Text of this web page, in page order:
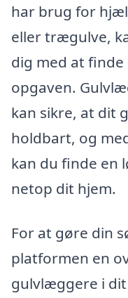
har brug for
eller trægulve,
dig med at
opgaven.
kan sikre, at dit
holdbart, og
kan du finde en
netop dit hjem.
For at gøre din
platformen en
gulvlæggere i dit